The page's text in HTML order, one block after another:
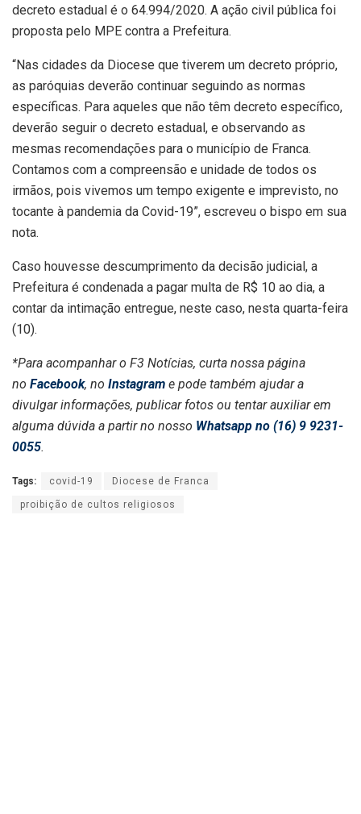
decreto estadual é o 64.994/2020. A ação civil pública foi
proposta pelo MPE contra a Prefeitura.
“Nas cidades da Diocese que tiverem um decreto próprio,
as paróquias deverão continuar seguindo as normas
específicas. Para aqueles que não têm decreto específico,
deverão seguir o decreto estadual, e observando as
mesmas recomendações para o município de Franca.
Contamos com a compreensão e unidade de todos os
irmãos, pois vivemos um tempo exigente e imprevisto, no
tocante à pandemia da Covid-19”, escreveu o bispo em sua
nota.
Caso houvesse descumprimento da decisão judicial, a
Prefeitura é condenada a pagar multa de R$ 10 ao dia, a
contar da intimação entregue, neste caso, nesta quarta-feira
(10).
*Para acompanhar o F3 Notícias, curta nossa página
no Facebook, no Instagram e pode também ajudar a
divulgar informações, publicar fotos ou tentar auxiliar em
alguma dúvida a partir no nosso Whatsapp no (16) 9 9231-
0055.
Tags: covid-19 Diocese de Franca
proibição de cultos religiosos